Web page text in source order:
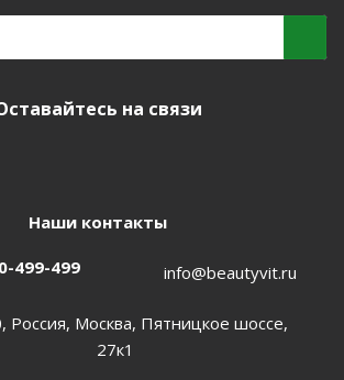
на связи
Наши контакты
499-499 info@beautyvit.ru
Россия, Москва, Пятницкое шоссе,
27к1